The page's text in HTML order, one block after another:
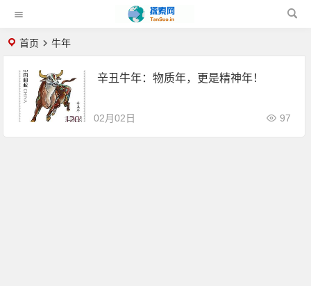
首页 牛年
辛丑牛年：物质年，更是精神年！
02月02日 97